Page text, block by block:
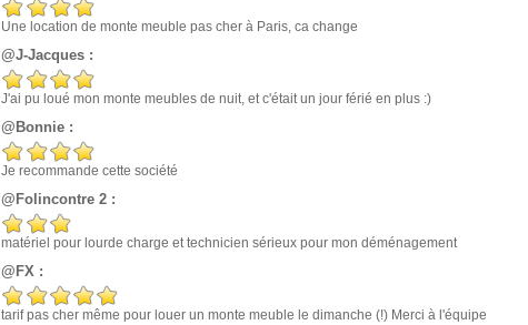
Une location de monte meuble pas cher à Paris, ca change
@J-Jacques :
J'ai pu loué mon monte meubles de nuit, et c'était un jour férié en plus :)
@Bonnie :
Je recommande cette société
@Folincontre 2 :
matériel pour lourde charge et technicien sérieux pour mon déménagement
@FX :
tarif pas cher même pour louer un monte meuble le dimanche (!) Merci à l'équipe